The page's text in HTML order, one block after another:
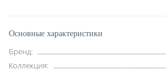
Основные характеристики
Бренд:
Коллекция: